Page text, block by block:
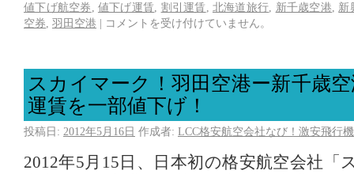
値下げ航空券 値下げ運賃 割引運賃 北海道旅行 新千歳空港
新
空券 羽田空港 | コメントを受け付けていません。
スカイマーク！羽田空港ー新千歳
運賃を一部値下げ！
投稿日: 2012年5月16日 作成者: LCC格安航空会社なび！激安飛行
2012年5月15日、日本初の格安航空会社「